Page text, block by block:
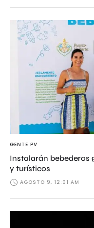
GENTE PV
Instalarán bebederos
y turísticos
AGOSTO 9, 12:01 AM